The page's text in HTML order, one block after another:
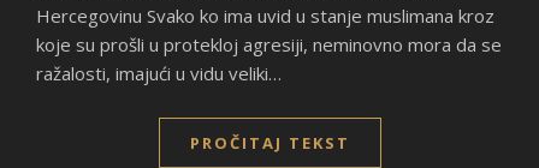
Hercegovinu Svako ko ima uvid u stanje muslimana kroz
koje su prošli u protekloj agresiji, neminovno mora da se
ražalosti, imajući u vidu veliki…
PROČITAJ TEKST